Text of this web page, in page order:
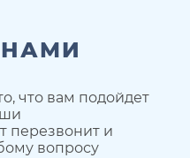
НАМИ
что вам подойдет
перезвонит и
вопросу